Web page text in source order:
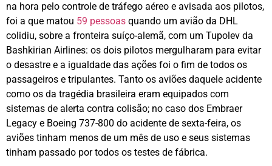
na hora pelo controle de tráfego aéreo e avisada aos pilotos,
foi a que matou 59 pessoas quando um avião da DHL
colidiu, sobre a fronteira suíço-alemã, com um Tupolev da
Bashkirian Airlines: os dois pilotos mergulharam para evitar
o desastre e a igualdade das ações foi o fim de todos os
passageiros e tripulantes. Tanto os aviões daquele acidente
como os da tragédia brasileira eram equipados com
sistemas de alerta contra colisão; no caso dos Embraer
Legacy e Boeing 737-800 do acidente de sexta-feira, os
aviões tinham menos de um mês de uso e seus sistemas
tinham passado por todos os testes de fábrica.